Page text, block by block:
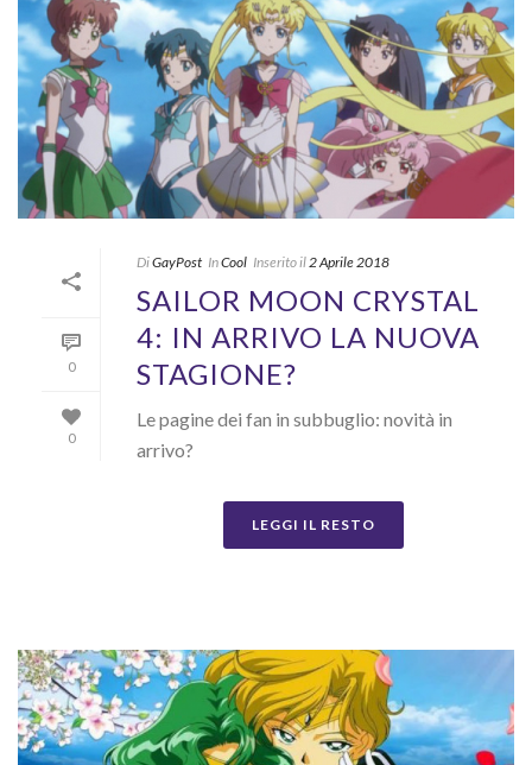
0
0
DiGayPost InCool Inserito il 2 Aprile 2018
SAILOR MOON CRYSTAL
4: IN ARRIVO LA NUOVA
STAGIONE?
Le pagine dei fan in subbuglio: novità in
arrivo?
LEGGI IL RESTO